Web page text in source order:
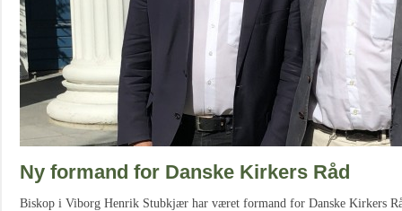
Ny formand for Danske Kirkers Råd
Biskop i Viborg Henrik Stubkjær har været formand for Danske Kirkers